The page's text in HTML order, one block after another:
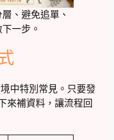
、避免追單、
一步。
中特別常見。只要發
來補資料，讓流程回